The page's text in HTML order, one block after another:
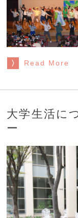
Read More
大学生活に
ー